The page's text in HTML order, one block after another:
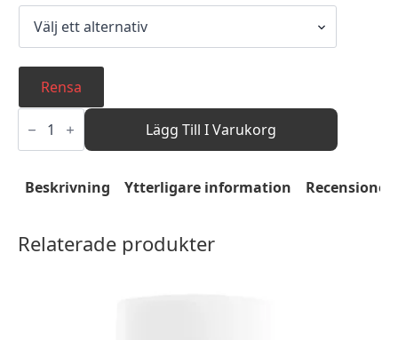
Rensa
Hand
Cream Lägg Till I Varukorg
Beskrivning Ytterligare information Recensioner
Relaterade produkter